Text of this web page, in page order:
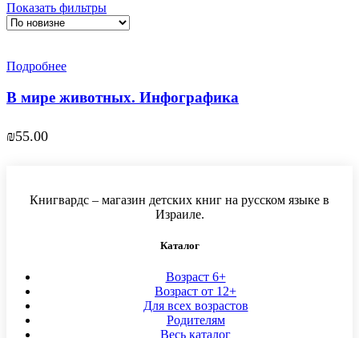
Показать фильтры
Подробнее
В мире животных. Инфографика
₪55.00
Книгвардс – магазин детских книг на русском языке в
Израиле.
Каталог
Возраст 6+
Возраст от 12+
Для всех возрастов
Родителям
Весь каталог